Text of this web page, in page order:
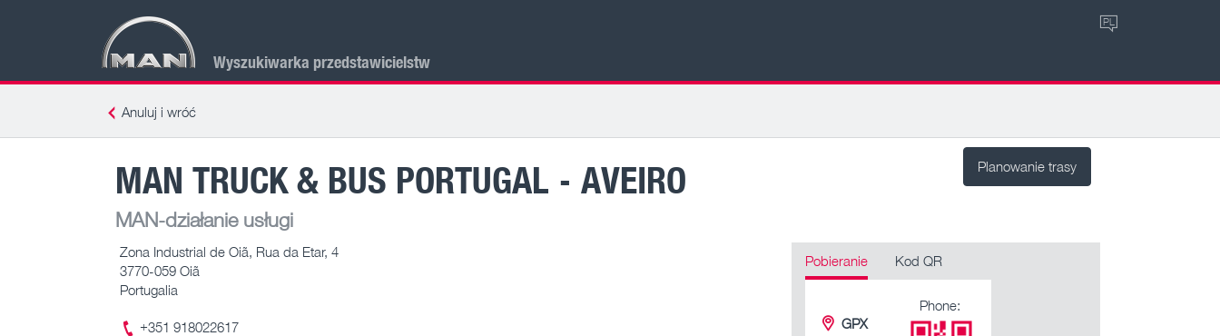
Wyszukiwarka przedstawicielstw
PL
Anuluj i wróć
Planowanie trasy
MAN TRUCK & BUS PORTUGAL - AVEIRO
MAN-działanie usługi
Zona Industrial de Oiã, Rua da Etar, 4
3770-059 Oiã
Portugalia
+351 918022617
Pobieranie Kod QR
GPX
Phone: